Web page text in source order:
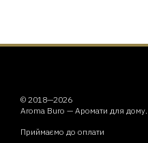
© 2018—2026
Aroma Buro — Аромати для дому
Приймаємо до оплати